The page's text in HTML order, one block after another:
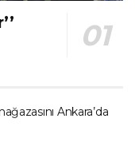
Ankara’da